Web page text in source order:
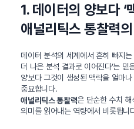
1. 데이터의 양보다 ‘
애널리틱스 통찰력
데이터 분석의 세계에서 흔히 빠지
더 나은 분석 결과로 이어진다’는 믿
양보다 그것이 생성된 맥락을 얼마
중요합니다.
애널리틱스 통찰력은 단순한 수치
의미를 읽어내는 역량에서 비롯됩니